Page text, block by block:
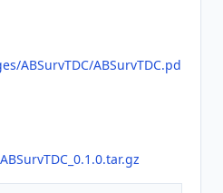
ABSurvTDC/ABSurvTDC.pd